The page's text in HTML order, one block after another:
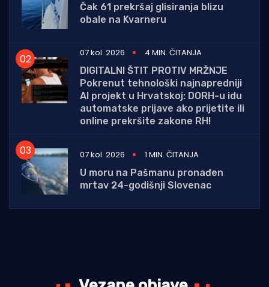
Čak 61 prekršaj glisiranja blizu
obale na Kvarneru
07 kol. 2026
4 MIN. ČITANJA
DIGITALNI ŠTIT PROTIV MRŽNJE
Pokrenut tehnološki najnapredniji
AI projekt u Hrvatskoj: DORH-u idu
automatske prijave ako prijetite ili
online prekršite zakone RH!
07 kol. 2026
1 MIN. ČITANJA
U moru na Pašmanu pronađen
mrtav 24-godišnji Slovenac